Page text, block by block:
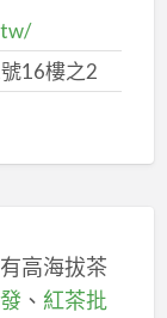
16樓之2
高海拔茶
、 紅茶批